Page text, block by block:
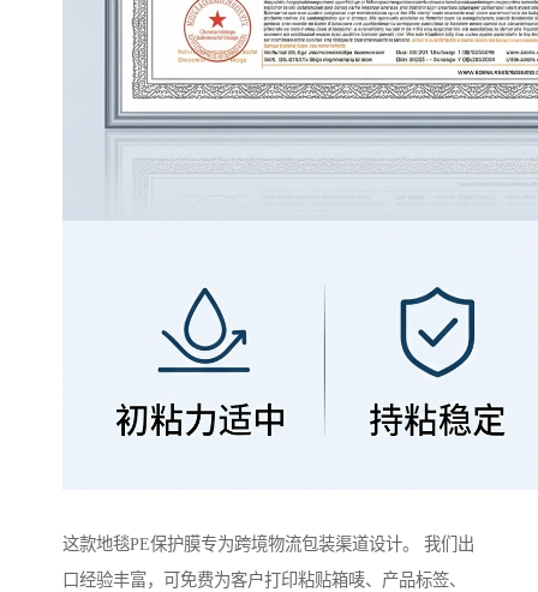
这款地毯PE保护膜专为跨境物流包装渠道设计。 我们出
口经验丰富，可免费为客户打印粘贴箱唛、产品标签、